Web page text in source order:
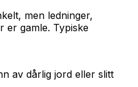
men ledninger,
er gamle. Typiske
av dårlig jord eller slitt